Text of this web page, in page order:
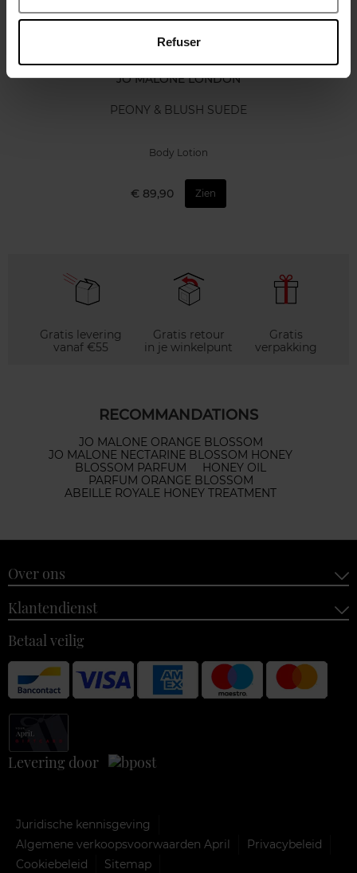
Refuser
JO MALONE LONDON
PEONY & BLUSH SUEDE
Body Lotion
€ 89,90 Zien
Gratis levering
vanaf €55
Gratis retour
in je winkelpunt
Gratis
verpakking
RECOMMANDATIONS
JO MALONE ORANGE BLOSSOM
JO MALONE NECTARINE BLOSSOM HONEY
BLOSSOM PARFUM
HONEY OIL
PARFUM ORANGE BLOSSOM
ABEILLE ROYALE HONEY TREATMENT
Over ons
Klantendienst
Betaal veilig
Levering door
Juridische kennisgeving
Algemene verkoopsvoorwaarden April
Privacybeleid
Cookiebeleid
Sitemap